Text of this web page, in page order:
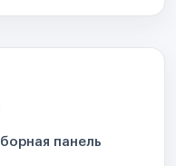
панель